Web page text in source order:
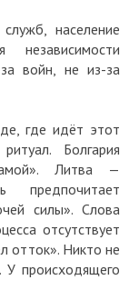
население
войн, не из-за
где идёт этот
Болгария
Литва —
предпочитает
силы». Слова
отсутствует
отток». Никто не
У происходящего